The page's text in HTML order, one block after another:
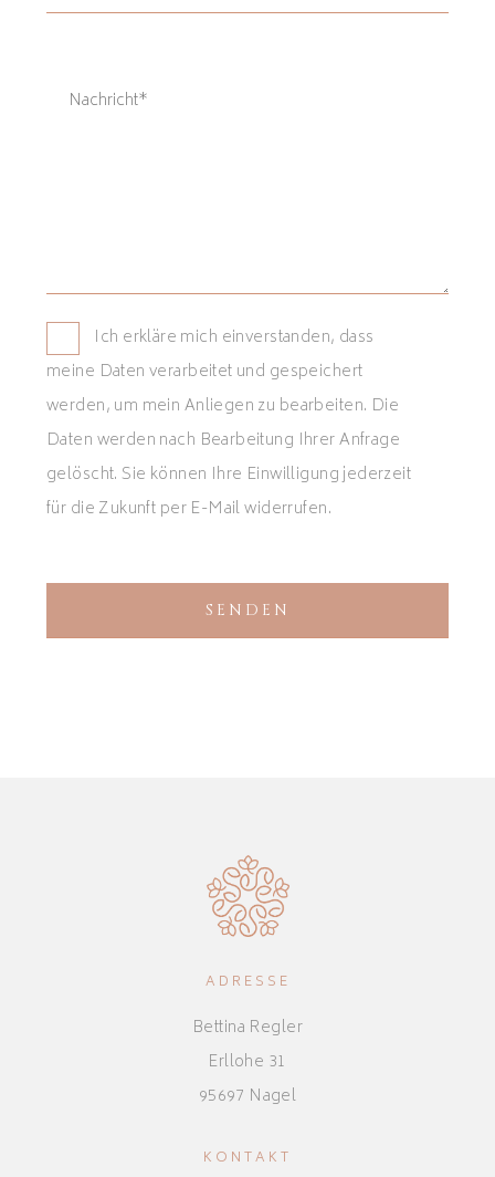
Ich erkläre mich einverstanden, dass
meine Daten verarbeitet und gespeichert
werden, um mein Anliegen zu bearbeiten. Die
Daten werden nach Bearbeitung Ihrer Anfrage
gelöscht. Sie können Ihre Einwilligung jederzeit
für die Zukunft per E-Mail widerrufen.
ADRESSE
Bettina Regler
Erllohe 31
95697 Nagel
KONTAKT